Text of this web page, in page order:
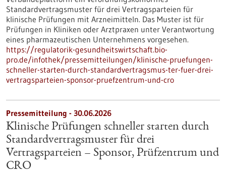
Standardvertragsmuster für drei Vertragsparteien für
klinische Prüfungen mit Arzneimitteln. Das Muster ist für
Prüfungen in Kliniken oder Arztpraxen unter Verantwortung
eines pharmazeutischen Unternehmens vorgesehen.
https://regulatorik-gesundheitswirtschaft.bio-
pro.de/infothek/pressemitteilungen/klinische-pruefungen-
schneller-starten-durch-standardvertragsmus-ter-fuer-drei-
vertragsparteien-sponsor-pruefzentrum-und-cro
Pressemitteilung - 30.06.2026
Klinische Prüfungen schneller starten durch
Standardvertragsmuster für drei
Vertragsparteien – Sponsor, Prüfzentrum und
CRO